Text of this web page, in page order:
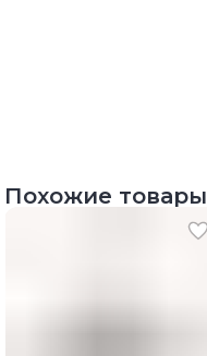
Похожие товары